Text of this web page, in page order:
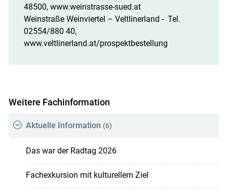
48500, www.weinstrasse-sued.at
Weinstraße Weinviertel – Veltlinerland - Tel.
02554/880 40,
www.veltlinerland.at/prospektbestellung
Weitere Fachinformation
Aktuelle Information (6)
Das war der Radtag 2026
Fachexkursion mit kulturellem Ziel